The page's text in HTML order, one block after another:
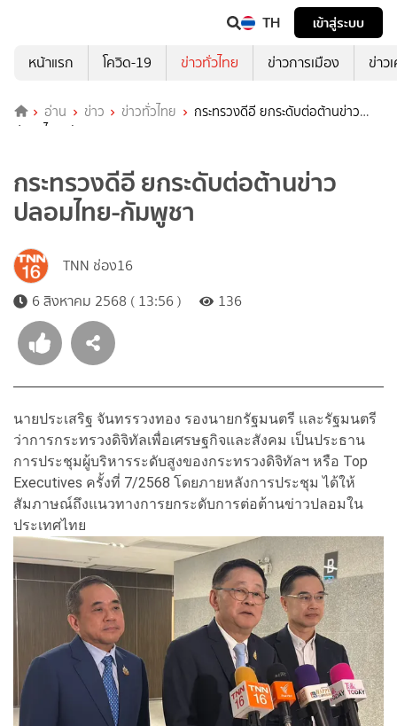
TH
เข้าสู่ระบบ
หน้าแรก
โควิด-19 ข่าวทั่วไทย ข่าวการเมือง ข่าว
อ่าน ข่าว ข่าวทั่วไทย
กระทรวงดีอี ยกระดับต่อต้านข่าว
ปลอมไทย-กัมพูชา
กระทรวงดีอี ยกระดับต่อต้านข่าว
ปลอมไทย-กัมพูชา
TNN ช่อง16
6 สิงหาคม 2568 ( 13:56 )
136
นายประเสริฐ จันทรรวงทอง รองนายกรัฐมนตรี และรัฐมนตรี
ว่าการกระทรวงดิจิทัลเพื่อเศรษฐกิจและสังคม เป็นประธาน
การประชุมผู้บริหารระดับสูงของกระทรวงดิจิทัลฯ หรือ Top
Executives ครั้งที่ 7/2568 โดยภายหลังการประชุม ได้ให้
สัมภาษณ์ถึงแนวทางการยกระดับการต่อต้านข่าวปลอมใน
ประเทศไทย